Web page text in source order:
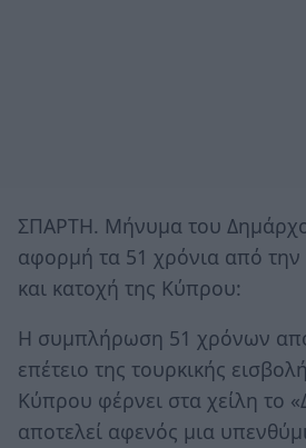
ΣΠΑΡΤΗ. Μήνυμα του
αφορμή τα 51 χρόνια από την
και κατοχή της Κύπρου:
Η συμπλήρωση 51 χρόνων
επέτειο της τουρκικής
Κύπρου φέρνει στα χείλη το
αποτελεί αφενός μια